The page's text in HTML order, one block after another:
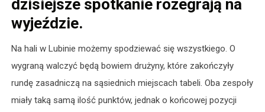
dzisiejsze spotkanie rozegrają na
wyjeździe.
Na hali w Lubinie możemy spodziewać się wszystkiego. O
wygraną walczyć będą bowiem drużyny, które zakończyły
rundę zasadniczą na sąsiednich miejscach tabeli. Oba zespoły
miały taką samą ilość punktów, jednak o końcowej pozycji